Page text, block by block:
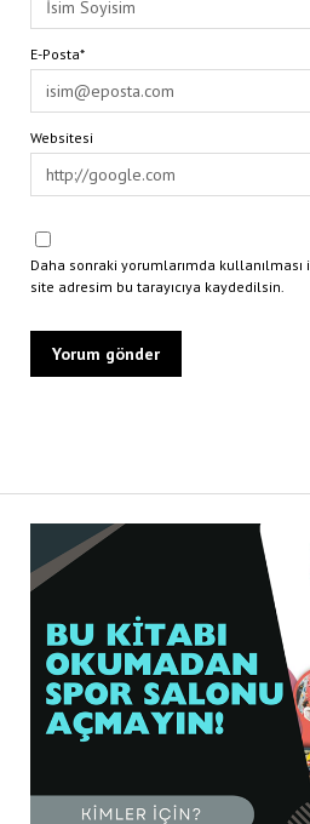
E-Posta*
Websitesi
Daha sonraki yorumlarımda kullanılması
site adresim bu tarayıcıya kaydedilsin.